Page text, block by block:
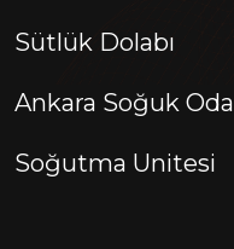
Sütlük Dolabı
Ankara Soğuk Oda
Soğutma Unitesi